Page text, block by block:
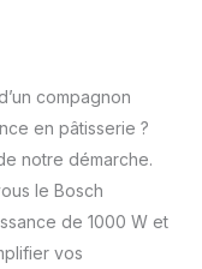
compagnon
en pâtisserie ?
notre démarche.
le Bosch
de 1000 W et
vos